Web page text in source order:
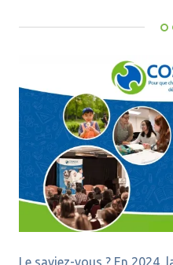
Le saviez-vous ? En 2024,